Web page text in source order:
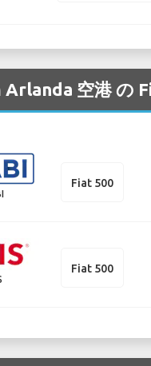
空港 の
Fiat 500
Fiat 500